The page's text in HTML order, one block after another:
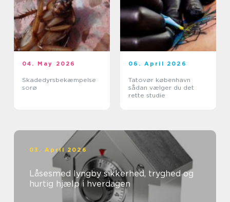
04. May 2026
Skadedyrsbekæmpelse
sorø
06. April 2026
Tatovør københavn
sådan vælger du det
rette studie
03. April 2026
Låsesmed lyngby sikkerhed, tryghed og
hurtig hjælp i hverdagen